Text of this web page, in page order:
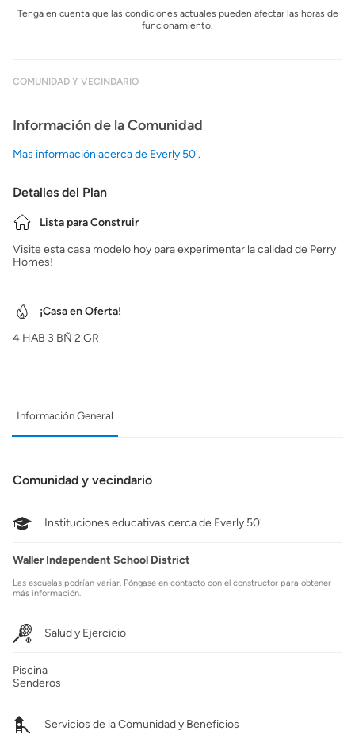
Tenga en cuenta que las condiciones actuales pueden afectar las horas de
funcionamiento.
COMUNIDAD Y VECINDARIO
Información de la Comunidad
Mas información acerca de Everly 50'.
Detalles del Plan
Lista para Construir
Visite esta casa modelo hoy para experimentar la calidad de Perry
Homes!
¡Casa en Oferta!
4 HAB 3 BÑ 2 GR
Información General
Comunidad y vecindario
Instituciones educativas cerca de Everly 50'
Waller Independent School District
Las escuelas podrían variar. Póngase en contacto con el constructor para obtener
más información.
Salud y Ejercicio
Piscina
Senderos
Servicios de la Comunidad y Beneficios